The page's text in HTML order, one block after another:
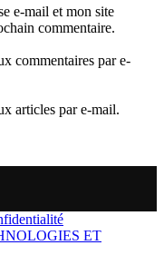
e-mail et mon site
commentaire.
commentaires par e-
articles par e-mail.
ET